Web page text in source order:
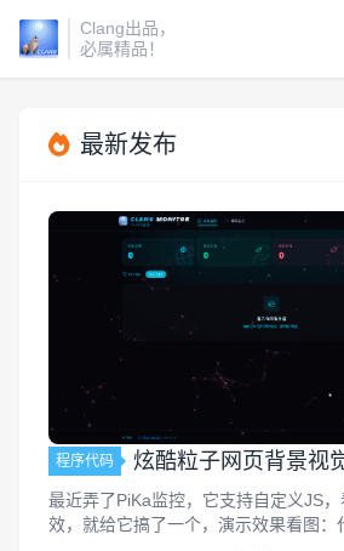
Clang出品，
必属精品！
最新发布
程序代码 炫酷粒子网页背景视
最近弄了PiKa监控，它支持自定义JS
效，就给它搞了一个，演示效果看图：